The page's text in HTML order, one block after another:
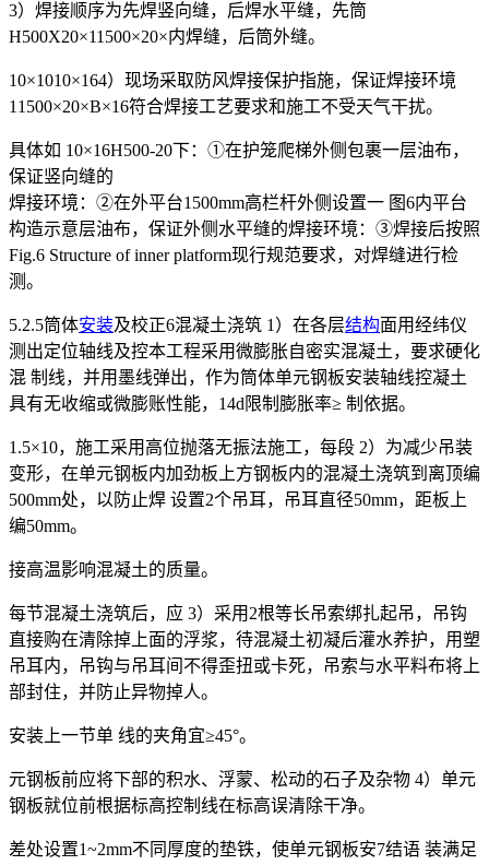
3）焊接顺序为先焊竖向缝，后焊水平缝，先筒
H500X20×11500×20×内焊缝，后筒外缝。
10×1010×164）现场采取防风焊接保护指施，保证焊接环境
11500×20×B×16符合焊接工艺要求和施工不受天气干扰。
具体如 10×16H500-20下：①在护笼爬梯外侧包裹一层油布，
保证竖向缝的
焊接环境：②在外平台1500mm高栏杆外侧设置一 图6内平台
构造示意层油布，保证外侧水平缝的焊接环境：③焊接后按照
Fig.6 Structure of inner platform现行规范要求，对焊缝进行检
测。
5.2.5筒体安装及校正6混凝土浇筑 1）在各层结构面用经纬仪
测出定位轴线及控本工程采用微膨胀自密实混凝土，要求硬化
混 制线，并用墨线弹出，作为筒体单元钢板安装轴线控凝土
具有无收缩或微膨账性能，14d限制膨胀率≥ 制依据。
1.5×10，施工采用高位抛落无振法施工，每段 2）为减少吊装
变形，在单元钢板内加劲板上方钢板内的混凝土浇筑到离顶编
500mm处，以防止焊 设置2个吊耳，吊耳直径50mm，距板上
编50mm。
接高温影响混凝土的质量。
每节混凝土浇筑后，应 3）采用2根等长吊索绑扎起吊，吊钩
直接购在清除掉上面的浮浆，待混凝土初凝后灌水养护，用塑
吊耳内，吊钩与吊耳间不得歪扭或卡死，吊索与水平料布将上
部封住，并防止异物掉人。
安装上一节单 线的夹角宜≥45°。
元钢板前应将下部的积水、浮蒙、松动的石子及杂物 4）单元
钢板就位前根据标高控制线在标高误清除干净。
差处设置1~2mm不同厚度的垫铁，使单元钢板安7结语 装满足